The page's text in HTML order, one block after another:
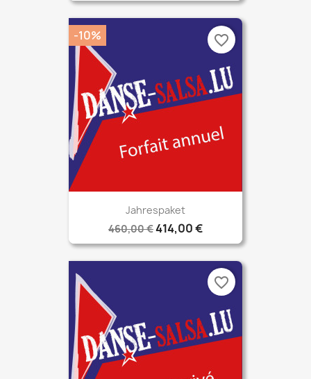
Jahrespaket
460,00 €414,00 €
-10% favorite_border
favorite_border